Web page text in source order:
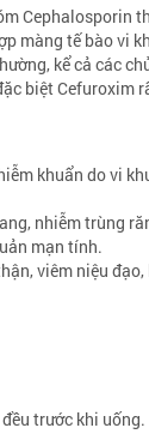
Cephalosporin
màng tế bào vi
kể cả các
biệt Cefuroxim
khuẩn do vi
nhiễm trùng
mạn tính.
viêm niệu đạo,
trước khi